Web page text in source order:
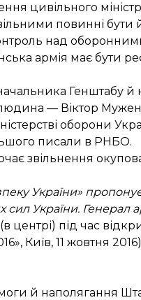
цивільного
повинні бути
над
армія має бути
Генштабу
— Віктор
оборони
писали в РНБО.
звільнення
України»
України. Генерал
під час
Київ, 11 жовтня
й наполягання